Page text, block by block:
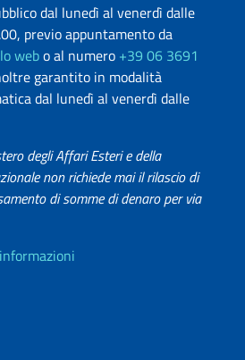
dal lunedì al venerdì dalle
previo appuntamento da
webo al numero +39 06 3691
garantito in modalità
dal lunedì al venerdì dalle
degli Affari Esteri e della
non richiede mai il rilascio di
di somme di denaro per via